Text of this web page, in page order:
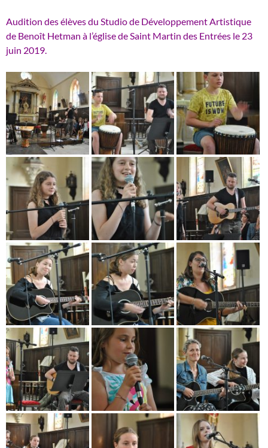
Audition des élèves du Studio de Développement Artistique
de Benoît Hetman à l’église de Saint Martin des Entrées le 23
juin 2019.